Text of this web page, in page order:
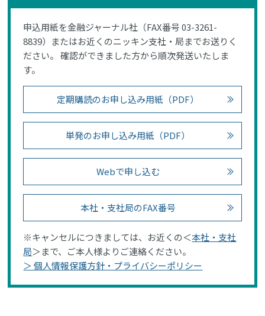
申込用紙を金融ジャーナル社（FAX番号 03-3261-
8839）またはお近くのニッキン支社・局までお送りく
ださい。 確認ができました方から順次発送いたしま
す。
定期購読のお申し込み用紙（PDF）
単発のお申し込み用紙（PDF）
Webで申し込む
本社・支社局のFAX番号
※キャンセルにつきましては、お近くの＜本社・支社
局＞まで、ご本人様よりご連絡ください。
＞ 個人情報保護方針・プライバシーポリシー